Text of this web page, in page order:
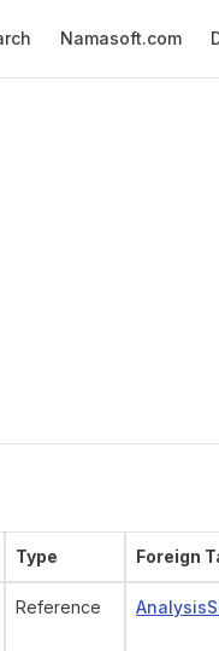
Namasoft.com
Type Foreign
Reference